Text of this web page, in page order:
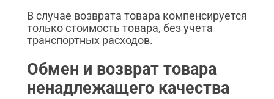
В случае возврата товара компенсируется
только стоимость товара, без учета
транспортных расходов.
Обмен и возврат товара
ненадлежащего качества